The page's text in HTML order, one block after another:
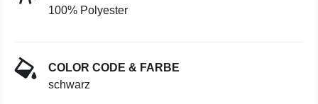
100% Polyester
COLOR CODE & FARBE
schwarz